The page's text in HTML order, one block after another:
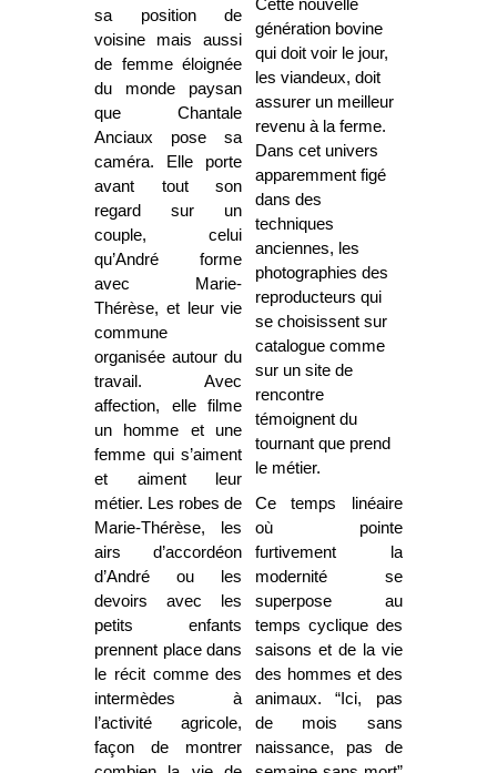
sa position de
voisine mais aussi
de femme éloignée
du monde paysan
que Chantale
Anciaux pose sa
caméra. Elle porte
avant tout son
regard sur un
couple, celui
qu’André forme
avec Marie-
Thérèse, et leur vie
commune
organisée autour du
travail. Avec
affection, elle filme
un homme et une
femme qui s’aiment
et aiment leur
métier. Les robes de
Marie-Thérèse, les
airs d’accordéon
d’André ou les
devoirs avec les
petits enfants
prennent place dans
le récit comme des
intermèdes à
l’activité agricole,
façon de montrer
Cette nouvelle
génération bovine
qui doit voir le jour,
les viandeux, doit
assurer un meilleur
revenu à la ferme.
Dans cet univers
apparemment figé
dans des
techniques
anciennes, les
photographies des
reproducteurs qui
se choisissent sur
catalogue comme
sur un site de
rencontre
témoignent du
tournant que prend
le métier.
Ce temps linéaire
où pointe
furtivement la
modernité se
superpose au
temps cyclique des
saisons et de la vie
des hommes et des
animaux. “Ici, pas
de mois sans
naissance, pas de